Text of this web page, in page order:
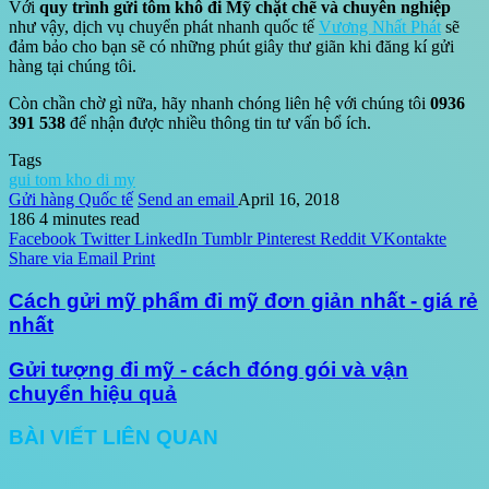
Với quy trình gửi tôm khô đi Mỹ chặt chẽ và chuyên nghiệp
như vậy, dịch vụ chuyển phát nhanh quốc tế Vương Nhất Phát sẽ
đảm bảo cho bạn sẽ có những phút giây thư giãn khi đăng kí gửi
hàng tại chúng tôi.
Còn chần chờ gì nữa, hãy nhanh chóng liên hệ với chúng tôi 0936
391 538 để nhận được nhiều thông tin tư vấn bổ ích.
Tags
gui tom kho di my
Gửi hàng Quốc tế Send an email April 16, 2018
186 4 minutes read
Facebook Twitter LinkedIn Tumblr Pinterest Reddit VKontakte
Share via Email Print
Cách gửi mỹ phẩm đi mỹ đơn giản nhất - giá rẻ
nhất
Gửi tượng đi mỹ - cách đóng gói và vận
chuyển hiệu quả
BÀI VIẾT LIÊN QUAN